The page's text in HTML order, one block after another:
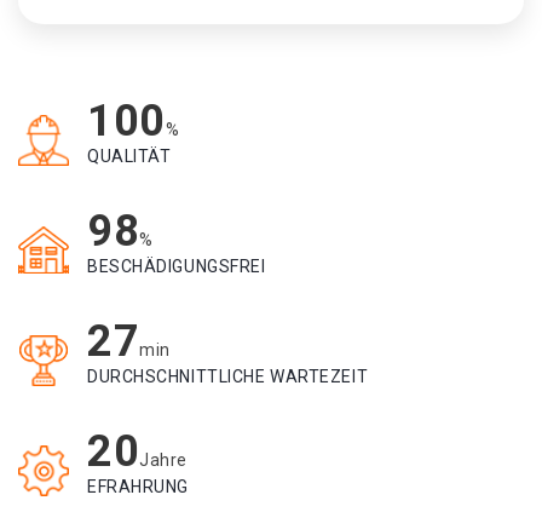
100%
QUALITÄT
98%
BESCHÄDIGUNGSFREI
27min
DURCHSCHNITTLICHE WARTEZEIT
20Jahre
EFRAHRUNG